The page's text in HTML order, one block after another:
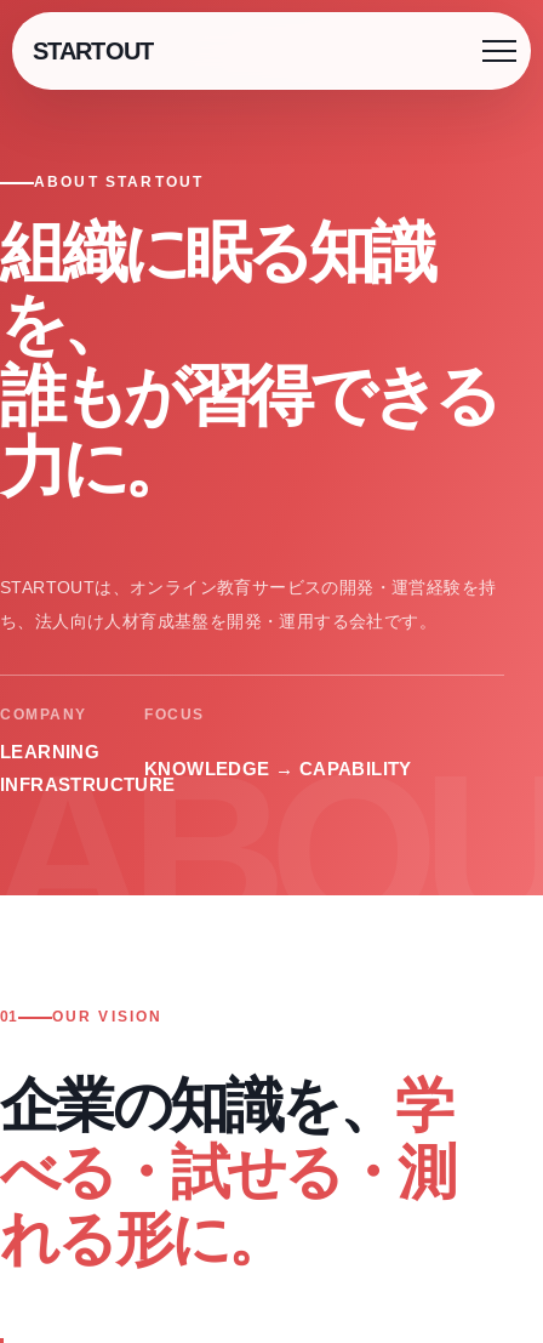
STARTOUT
ABOUT STARTOUT
組織に眠る知識
を、
誰もが習得できる
力に。
STARTOUTは、オンライン教育サービスの開発・運営経験を持
ち、法人向け人材育成基盤を開発・運用する会社です。
COMPANY
LEARNING
INFRASTRUCTURE
FOCUS
KNOWLEDGE → CAPABILITY
01 OUR VISION
企業の知識を、 学
べる・試せる・測
れる形に。